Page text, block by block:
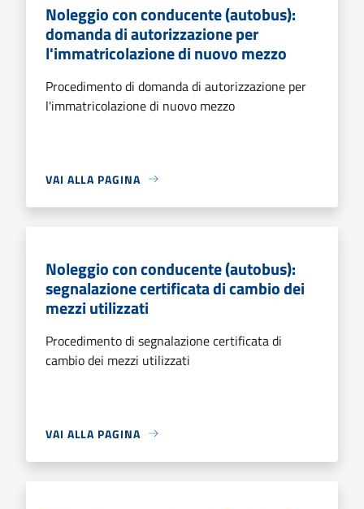
Noleggio con conducente (autobus):
domanda di autorizzazione per
l'immatricolazione di nuovo mezzo
Procedimento di domanda di autorizzazione per
l'immatricolazione di nuovo mezzo
VAI ALLA PAGINA
Noleggio con conducente (autobus):
segnalazione certificata di cambio dei
mezzi utilizzati
Procedimento di segnalazione certificata di
cambio dei mezzi utilizzati
VAI ALLA PAGINA